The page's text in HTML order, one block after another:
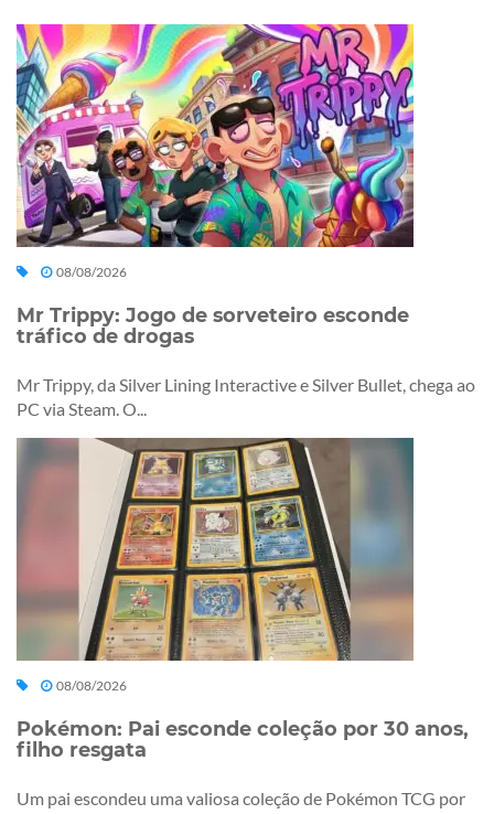
08/08/2026
Mr Trippy: Jogo de sorveteiro esconde
tráfico de drogas
Mr Trippy, da Silver Lining Interactive e Silver Bullet, chega ao
PC via Steam. O...
08/08/2026
Pokémon: Pai esconde coleção por 30 anos,
filho resgata
Um pai escondeu uma valiosa coleção de Pokémon TCG por